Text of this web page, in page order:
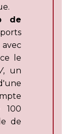
de
le
, un
100
de